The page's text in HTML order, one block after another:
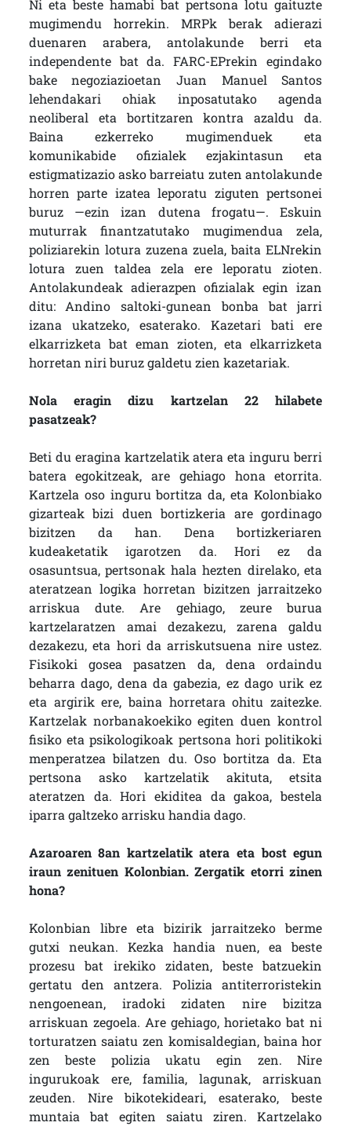
Ni eta beste hamabi bat pertsona lotu gaituzte
mugimendu horrekin. MRPk berak adierazi
duenaren arabera, antolakunde berri eta
independente bat da. FARC-EPrekin egindako
bake negoziazioetan Juan Manuel Santos
lehendakari ohiak inposatutako agenda
neoliberal eta bortitzaren kontra azaldu da.
Baina ezkerreko mugimenduek eta
komunikabide ofizialek ezjakintasun eta
estigmatizazio asko barreiatu zuten antolakunde
horren parte izatea leporatu ziguten pertsonei
buruz —ezin izan dutena frogatu—. Eskuin
muturrak finantzatutako mugimendua zela,
poliziarekin lotura zuzena zuela, baita ELNrekin
lotura zuen taldea zela ere leporatu zioten.
Antolakundeak adierazpen ofizialak egin izan
ditu: Andino saltoki-gunean bonba bat jarri
izana ukatzeko, esaterako. Kazetari bati ere
elkarrizketa bat eman zioten, eta elkarrizketa
horretan niri buruz galdetu zien kazetariak.
Nola eragin dizu kartzelan 22 hilabete
pasatzeak?
Beti du eragina kartzelatik atera eta inguru berri
batera egokitzeak, are gehiago hona etorrita.
Kartzela oso inguru bortitza da, eta Kolonbiako
gizarteak bizi duen bortizkeria are gordinago
bizitzen da han. Dena bortizkeriaren
kudeaketatik igarotzen da. Hori ez da
osasuntsua, pertsonak hala hezten direlako, eta
ateratzean logika horretan bizitzen jarraitzeko
arriskua dute. Are gehiago, zeure burua
kartzelaratzen amai dezakezu, zarena galdu
dezakezu, eta hori da arriskutsuena nire ustez.
Fisikoki gosea pasatzen da, dena ordaindu
beharra dago, dena da gabezia, ez dago urik ez
eta argirik ere, baina horretara ohitu zaitezke.
Kartzelak norbanakoekiko egiten duen kontrol
fisiko eta psikologikoak pertsona hori politikoki
menperatzea bilatzen du. Oso bortitza da. Eta
pertsona asko kartzelatik akituta, etsita
ateratzen da. Hori ekiditea da gakoa, bestela
iparra galtzeko arrisku handia dago.
Azaroaren 8an kartzelatik atera eta bost egun
iraun zenituen Kolonbian. Zergatik etorri zinen
hona?
Kolonbian libre eta bizirik jarraitzeko berme
gutxi neukan. Kezka handia nuen, ea beste
prozesu bat irekiko zidaten, beste batzuekin
gertatu den antzera. Polizia antiterroristekin
nengoenean, iradoki zidaten nire bizitza
arriskuan zegoela. Are gehiago, horietako bat ni
torturatzen saiatu zen komisaldegian, baina hor
zen beste polizia ukatu egin zen. Nire
ingurukoak ere, familia, lagunak, arriskuan
zeuden. Nire bikotekideari, esaterako, beste
muntaia bat egiten saiatu ziren. Kartzelako